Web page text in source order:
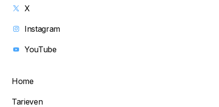
X
Instagram
YouTube
Home
Tarieven